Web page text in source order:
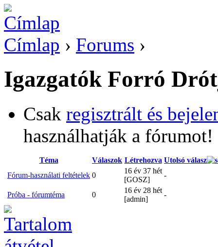
Címlap › Forums ›
Igazgatók Forró
Csak regisztrált és
használhatják a fórumot!
Téma Válaszok Létrehozva Utolsó válasz
Fórum-használati feltételek 0
16 év 37 hét
[GOSZ]
-
Próba - fórumtéma 0
16 év 28 hét
[admin]
-